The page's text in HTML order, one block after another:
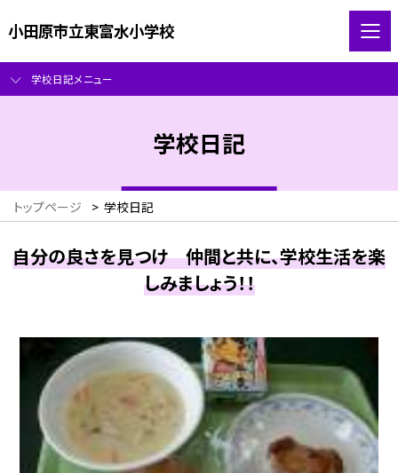
小田原市立東富水小学校
学校日記メニュー
学校日記
トップページ > 学校日記
自分の良さを見つけ 仲間と共に、学校生活を楽
しみましょう！！